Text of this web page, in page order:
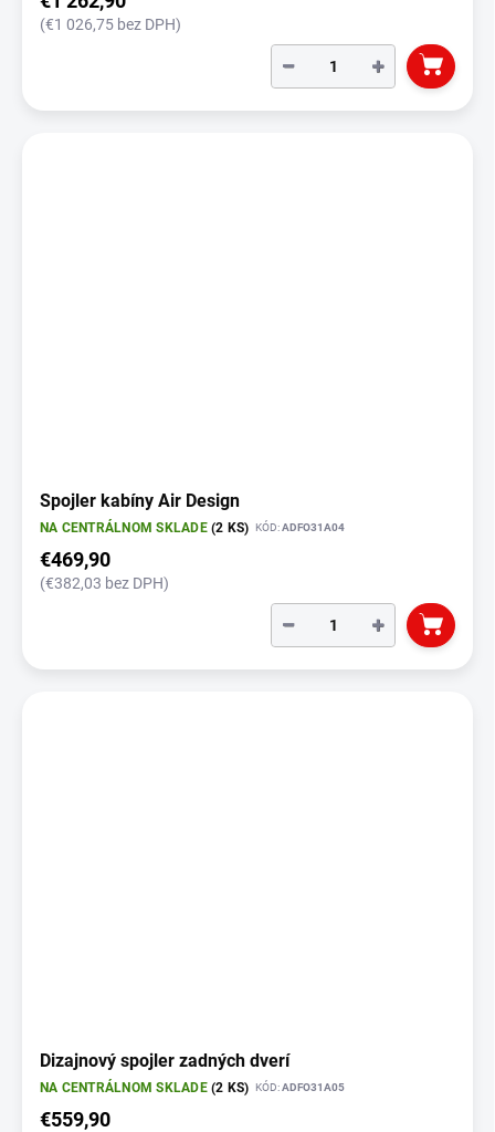
(€1 026,75 bez DPH)
+
−
Spojler kabíny Air Design
NA CENTRÁLNOM SKLADE(2 KS) KÓD:ADFO31A04
€469,90
(€382,03 bez DPH)
+
−
Dizajnový spojler zadných dverí
NA CENTRÁLNOM SKLADE(2 KS) KÓD:ADFO31A05
€559,90